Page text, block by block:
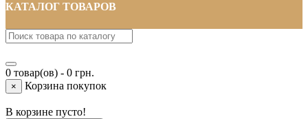
КАТАЛОГ ТОВАРОВ
0 товар(ов) - 0 грн.
× Корзина покупок
В корзине пусто!